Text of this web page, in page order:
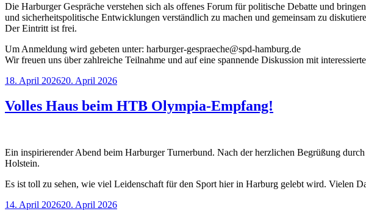
Die Harburger Gespräche verstehen sich als offenes Forum für politische Debatte und
und sicherheitspolitische Entwicklungen verständlich zu machen und gemeinsam zu
Der Eintritt ist frei.
Um Anmeldung wird gebeten unter: harburger-gespraeche@spd-hamburg.de
Wir freuen uns über zahlreiche Teilnahme und auf eine spannende Diskussion mit
Veröffentlicht
18. April 202620. April 2026
Volles Haus beim HTB Olympia-Empfang!
Ein inspirierender Abend beim Harburger Turnerbund. Nach der herzlichen Begrüßung
Holstein.
Es ist toll zu sehen, wie viel Leidenschaft für den Sport hier in Harburg gelebt wird. Vielen
Veröffentlicht
14. April 202620. April 2026